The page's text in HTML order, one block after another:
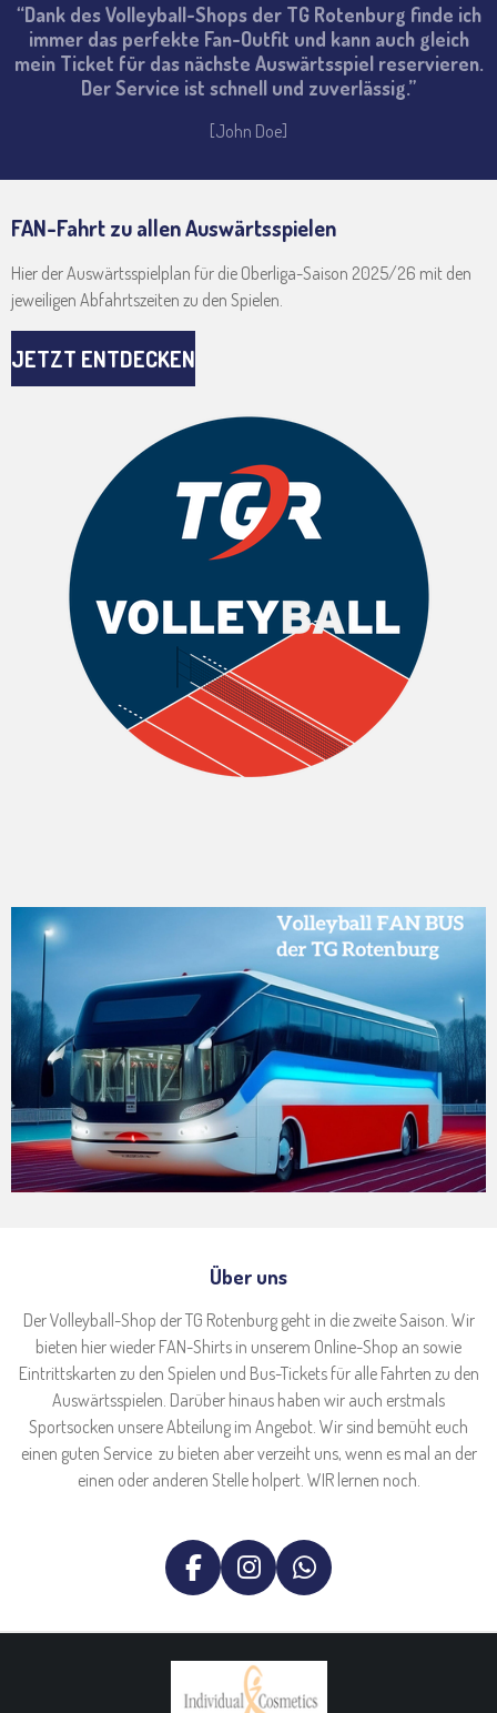
“Dank des Volleyball-Shops der TG Rotenburg finde ich
immer das perfekte Fan-Outfit und kann auch gleich
mein Ticket für das nächste Auswärtsspiel reservieren.
Der Service ist schnell und zuverlässig.”
[John Doe]
FAN-Fahrt zu allen Auswärtsspielen
Hier der Auswärtsspielplan für die Oberliga-Saison 2025/26 mit den
jeweiligen Abfahrtszeiten zu den Spielen.
JETZT ENTDECKEN
Über uns
Der Volleyball-Shop der TG Rotenburg geht in die zweite Saison. Wir
bieten hier wieder FAN-Shirts in unserem Online-Shop an sowie
Eintrittskarten zu den Spielen und Bus-Tickets für alle Fahrten zu den
Auswärtsspielen. Darüber hinaus haben wir auch erstmals
Sportsocken unsere Abteilung im Angebot. Wir sind bemüht euch
einen guten Service zu bieten aber verzeiht uns, wenn es mal an der
einen oder anderen Stelle holpert. WIR lernen noch.
F
A
C
E
B
I
N
S
T
A
W
H
A
T